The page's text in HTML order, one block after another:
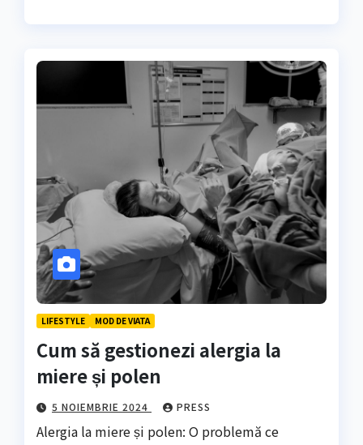
LIFESTYLE MOD DE VIATA
Cum să gestionezi alergia la
miere și polen
5 NOIEMBRIE 2024 PRESS
Alergia la miere și polen: O problemă ce